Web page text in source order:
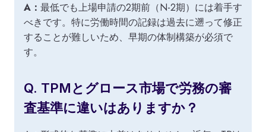
A： 最低でも上場申請の2期前（N-2期）には着手す
べきです。特に労働時間の記録は過去に遡って修正
することが難しいため、早期の体制構築が必須で
す。
Q. TPMとグロース市場で労務の審
査基準に違いはありますか？